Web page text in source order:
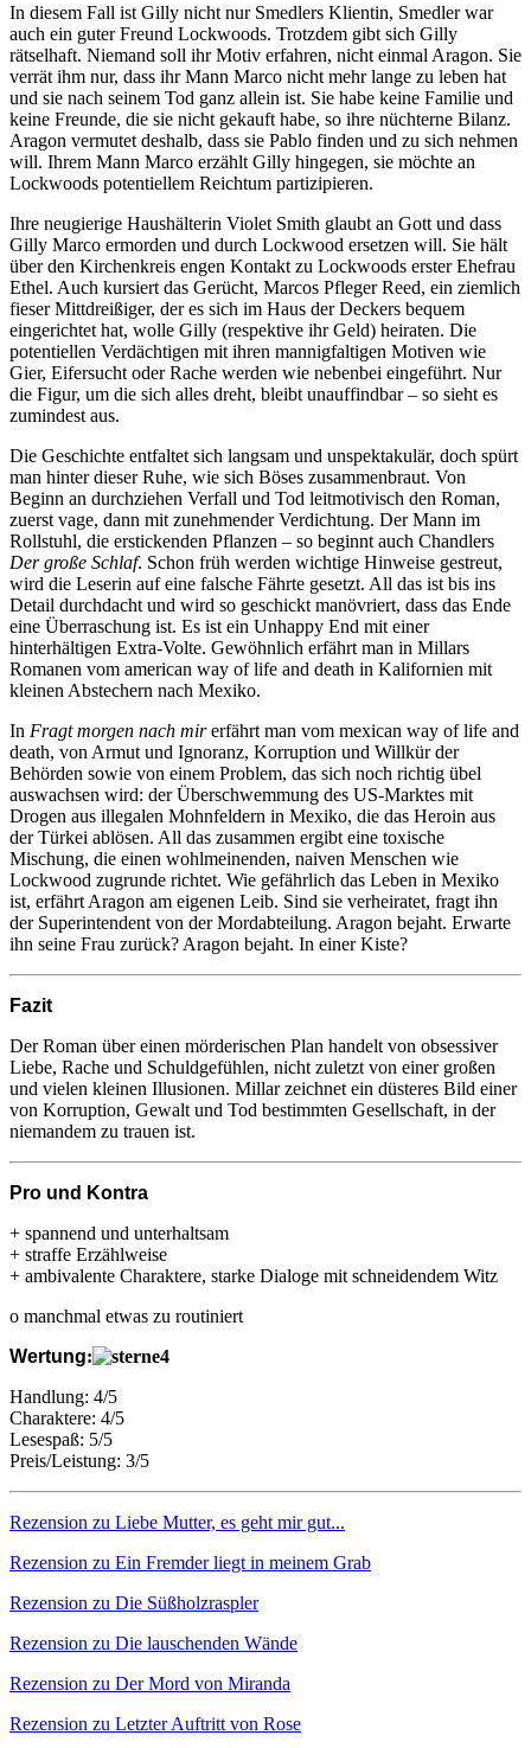
In diesem Fall ist Gilly nicht nur Smedlers Klientin, Smedler war
auch ein guter Freund Lockwoods. Trotzdem gibt sich Gilly
rätselhaft. Niemand soll ihr Motiv erfahren, nicht einmal Aragon. Sie
verrät ihm nur, dass ihr Mann Marco nicht mehr lange zu leben hat
und sie nach seinem Tod ganz allein ist. Sie habe keine Familie und
keine Freunde, die sie nicht gekauft habe, so ihre nüchterne Bilanz.
Aragon vermutet deshalb, dass sie Pablo finden und zu sich nehmen
will. Ihrem Mann Marco erzählt Gilly hingegen, sie möchte an
Lockwoods potentiellem Reichtum partizipieren.
Ihre neugierige Haushälterin Violet Smith glaubt an Gott und dass
Gilly Marco ermorden und durch Lockwood ersetzen will. Sie hält
über den Kirchenkreis engen Kontakt zu Lockwoods erster Ehefrau
Ethel. Auch kursiert das Gerücht, Marcos Pfleger Reed, ein ziemlich
fieser Mittdreißiger, der es sich im Haus der Deckers bequem
eingerichtet hat, wolle Gilly (respektive ihr Geld) heiraten. Die
potentiellen Verdächtigen mit ihren mannigfaltigen Motiven wie
Gier, Eifersucht oder Rache werden wie nebenbei eingeführt. Nur
die Figur, um die sich alles dreht, bleibt unauffindbar – so sieht es
zumindest aus.
Die Geschichte entfaltet sich langsam und unspektakulär, doch spürt
man hinter dieser Ruhe, wie sich Böses zusammenbraut. Von
Beginn an durchziehen Verfall und Tod leitmotivisch den Roman,
zuerst vage, dann mit zunehmender Verdichtung. Der Mann im
Rollstuhl, die erstickenden Pflanzen – so beginnt auch Chandlers
Der große Schlaf. Schon früh werden wichtige Hinweise gestreut,
wird die Leserin auf eine falsche Fährte gesetzt. All das ist bis ins
Detail durchdacht und wird so geschickt manövriert, dass das Ende
eine Überraschung ist. Es ist ein Unhappy End mit einer
hinterhältigen Extra-Volte. Gewöhnlich erfährt man in Millars
Romanen vom american way of life and death in Kalifornien mit
kleinen Abstechern nach Mexiko.
In Fragt morgen nach mirerfährt man vom mexican way of life and
death, von Armut und Ignoranz, Korruption und Willkür der
Behörden sowie von einem Problem, das sich noch richtig übel
auswachsen wird: der Überschwemmung des US-Marktes mit
Drogen aus illegalen Mohnfeldern in Mexiko, die das Heroin aus
der Türkei ablösen. All das zusammen ergibt eine toxische
Mischung, die einen wohlmeinenden, naiven Menschen wie
Lockwood zugrunde richtet. Wie gefährlich das Leben in Mexiko
ist, erfährt Aragon am eigenen Leib. Sind sie verheiratet, fragt ihn
der Superintendent von der Mordabteilung. Aragon bejaht. Erwarte
ihn seine Frau zurück? Aragon bejaht. In einer Kiste?
Fazit
Der Roman über einen mörderischen Plan handelt von obsessiver
Liebe, Rache und Schuldgefühlen, nicht zuletzt von einer großen
und vielen kleinen Illusionen. Millar zeichnet ein düsteres Bild einer
von Korruption, Gewalt und Tod bestimmten Gesellschaft, in der
niemandem zu trauen ist.
Pro und Kontra
+ spannend und unterhaltsam
+ straffe Erzählweise
+ ambivalente Charaktere, starke Dialoge mit schneidendem Witz
o manchmal etwas zu routiniert
Wertung:
Handlung: 4/5
Charaktere: 4/5
Lesespaß: 5/5
Preis/Leistung: 3/5
Rezension zu Liebe Mutter, es geht mir gut...
Rezension zu Ein Fremder liegt in meinem Grab
Rezension zu Die Süßholzraspler
Rezension zu Die lauschenden Wände
Rezension zu Der Mord von Miranda
Rezension zu Letzter Auftritt von Rose